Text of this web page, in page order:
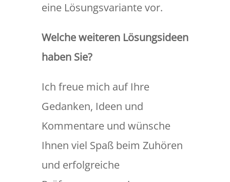
eine Lösungsvariante vor.
Welche weiteren Lösungsideen
haben Sie?
Ich freue mich auf Ihre
Gedanken, Ideen und
Kommentare und wünsche
Ihnen viel Spaß beim Zuhören
und erfolgreiche